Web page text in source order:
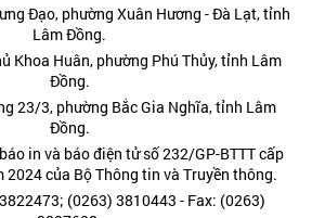
Đạo, phường Xuân Hương - Đà Lạt, tỉnh
Lâm Đồng.
Khoa Huân, phường Phú Thủy, tỉnh Lâm
Đồng.
23/3, phường Bắc Gia Nghĩa, tỉnh Lâm
Đồng.
in và báo điện tử số 232/GP-BTTT cấp
2024 của Bộ Thông tin và Truyền thông.
(0263) 3810443 - Fax: (0263)